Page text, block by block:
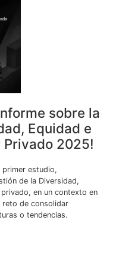
Noticias sobre el
de reparto
los trabajadores es
ante una
San Isidro
sobre la
Equidad e
Privado 2025!
primer estudio,
de la Diversidad,
en un contexto en
reto de consolidar
o tendencias.